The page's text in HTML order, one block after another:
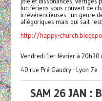
lucifériens sous couvert de
irrévérencieuses : un genre
allégoriques mais qui sait
http://happy-
Vendredi 1er février à 20h30
40 rue Pré Gaudry - Lyon 7e
SAM 26 JAN :